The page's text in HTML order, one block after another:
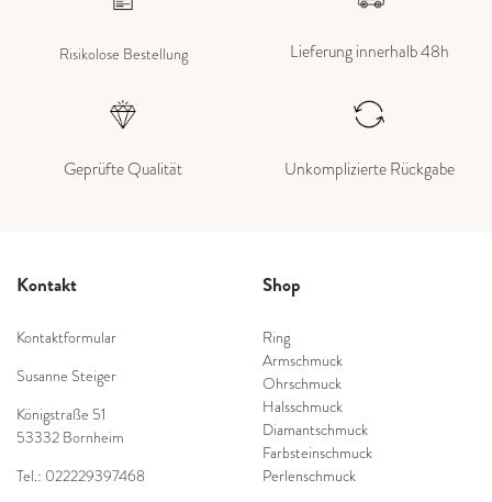
Risikolose Bestellung Lieferung innerhalb 48h
Geprüfte Qualität Unkomplizierte Rückgabe
Kontakt
Kontaktformular
Susanne Steiger
Königstraße 51
53332 Bornheim
Tel.: 022229397468
Shop
Ring
Armschmuck
Ohrschmuck
Halsschmuck
Diamantschmuck
Farbsteinschmuck
Perlenschmuck